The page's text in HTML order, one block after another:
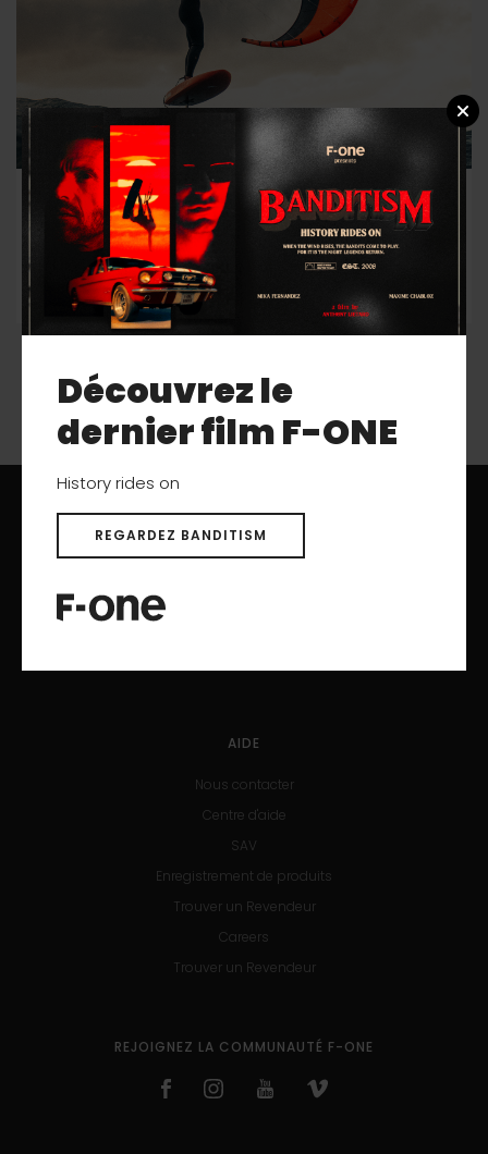
Tout savoir sur la K-Wing et la PLUME : Foire
aux Questions.
3 juin 2025 K-Wing / Pocket-Wing / Wing Foil
TÉLÉCHARGEMENTS
AIDE
Nous contacter
Centre d'aide
SAV
Enregistrement de produits
Trouver un Revendeur
Careers
Trouver un Revendeur
REJOIGNEZ LA COMMUNAUTÉ F-ONE
Découvrez le
dernier film F-ONE
History rides on
REGARDEZ BANDITISM